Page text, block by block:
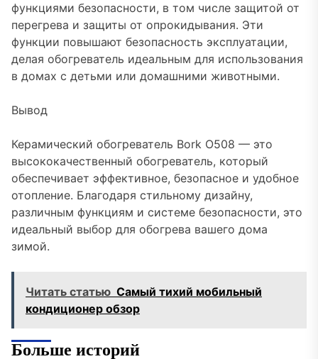
функциями безопасности, в том числе защитой от
перегрева и защиты от опрокидывания. Эти
функции повышают безопасность эксплуатации,
делая обогреватель идеальным для использования
в домах с детьми или домашними животными.
Вывод
Керамический обогреватель Bork O508 — это
высококачественный обогреватель, который
обеспечивает эффективное, безопасное и удобное
отопление. Благодаря стильному дизайну,
различным функциям и системе безопасности, это
идеальный выбор для обогрева вашего дома
зимой.
Читать статью Самый тихий мобильный
кондиционер обзор
Больше историй